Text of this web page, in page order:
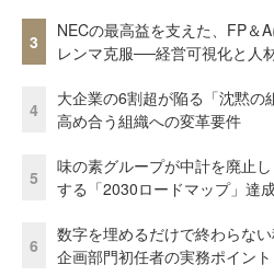
3
NECの最高益を支えた、FP＆
レンマ克服──経営可視化と人
4
大企業の6割超が陥る「沈黙の
高め合う組織への変革要件
5
味の素グループが中計を廃止
する「2030ロードマップ」達
6
数字を埋めるだけで終わらな
企画部門初任者の実務ポイント